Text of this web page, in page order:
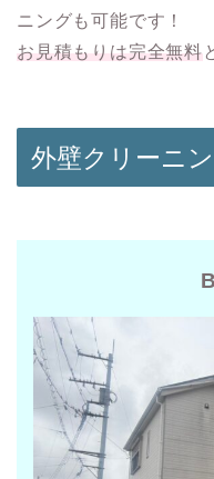
ニングも可能です！
お見積もりは完全無料
外壁クリーニ